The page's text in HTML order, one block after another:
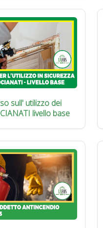
sull' utilizzo dei
livello base